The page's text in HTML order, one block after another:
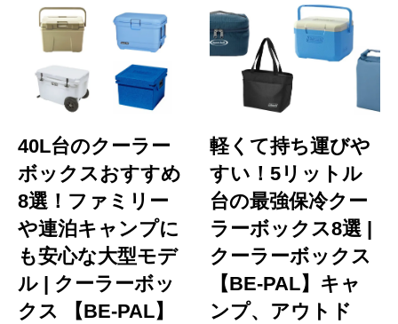
40L台のクーラー
ボックスおすすめ
8選！ファミリー
や連泊キャンプに
も安心な大型モデ
ル | クーラーボッ
クス 【BE-PAL】
軽くて持ち運びや
すい！5リットル
台の最強保冷クー
ラーボックス8選 |
クーラーボックス
【BE-PAL】キャ
ンプ、アウトド